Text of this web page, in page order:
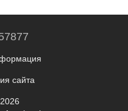
сайта